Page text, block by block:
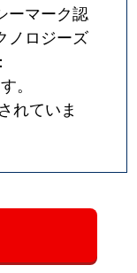
ーマーク認
ノロジーズ
。
れていま